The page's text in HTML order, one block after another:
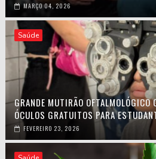
MARÇO 04, 2026
Saúde
GRANDE MUTIRÃO OFTALMOLÓGICO
ÓCULOS GRATUITOS PARA
FEVEREIRO 23, 2026